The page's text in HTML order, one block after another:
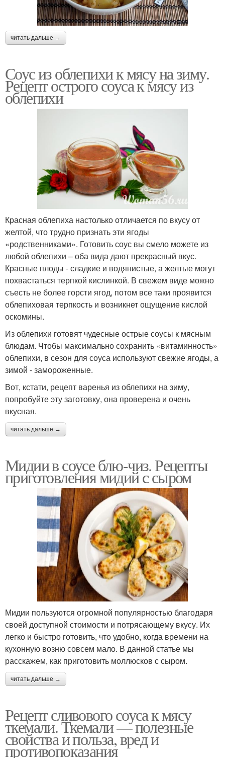
читать дальше →
Соус из облепихи к мясу на зиму.
Рецепт острого соуса к мясу из
облепихи
Красная облепиха настолько отличается по вкусу от
желтой, что трудно признать эти ягоды
«родственниками». Готовить соус вы смело можете из
любой облепихи – оба вида дают прекрасный вкус.
Красные плоды - сладкие и водянистые, а желтые могут
похвастаться терпкой кислинкой. В свежем виде можно
съесть не более горсти ягод, потом все таки проявится
облепиховая терпкость и возникнет ощущение кислой
оскомины.
Из облепихи готовят чудесные острые соусы к мясным
блюдам. Чтобы максимально сохранить «витаминность»
облепихи, в сезон для соуса используют свежие ягоды, а
зимой - замороженные.
Вот, кстати, рецепт варенья из облепихи на зиму,
попробуйте эту заготовку, она проверена и очень
вкусная.
читать дальше →
Мидии в соусе блю-чиз. Рецепты
приготовления мидий с сыром
Мидии пользуются огромной популярностью благодаря
своей доступной стоимости и потрясающему вкусу. Их
легко и быстро готовить, что удобно, когда времени на
кухонную возню совсем мало. В данной статье мы
расскажем, как приготовить моллюсков с сыром.
читать дальше →
Рецепт сливового соуса к мясу
ткемали. Ткемали — полезные
свойства и польза, вред и
противопоказания